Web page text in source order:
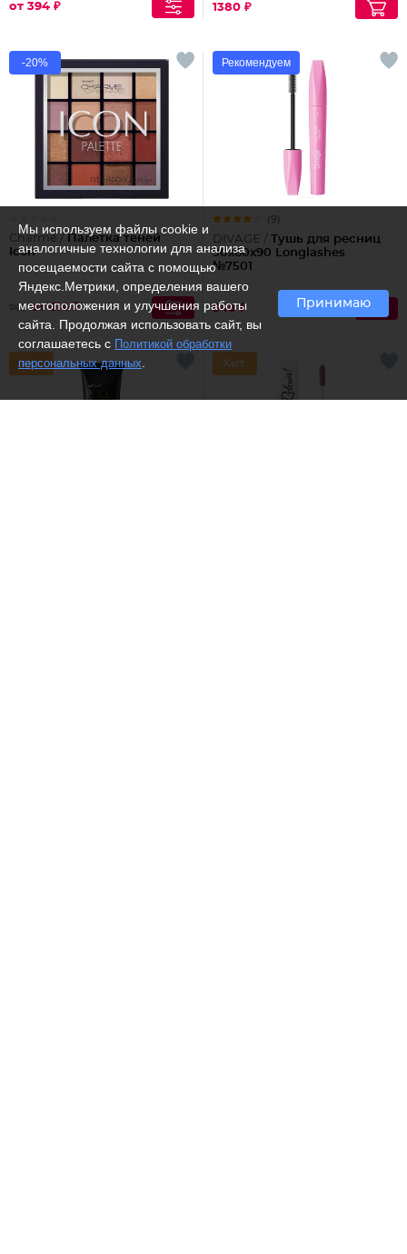
от 394 ₽ 1380 ₽
-20%
Charme / Палетка теней
Icon
768 от 614 ₽
Рекомендуем
(9)
DIVAGE / Тушь для ресниц
90x60x90 Longlashes
№7501
548 ₽
Мы используем файлы cookie и
аналогичные технологии для анализа
посещаемости сайта с помощью
Яндекс.Метрики, определения вашего
местоположения и улучшения работы
сайта. Продолжая использовать сайт, вы
соглашаетесь с Политикой обработки
персональных данных
Принимаю